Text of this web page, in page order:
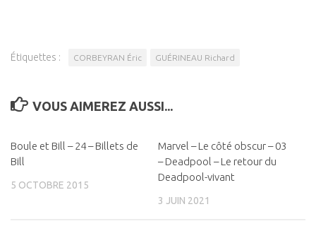
Étiquettes : CORBEYRAN Éric GUÉRINEAU Richard
VOUS AIMEREZ AUSSI...
Boule et Bill – 24 – Billets de
Bill
5 OCTOBRE 2015
Marvel – Le côté obscur – 03
– Deadpool – Le retour du
Deadpool-vivant
3 JUIN 2021